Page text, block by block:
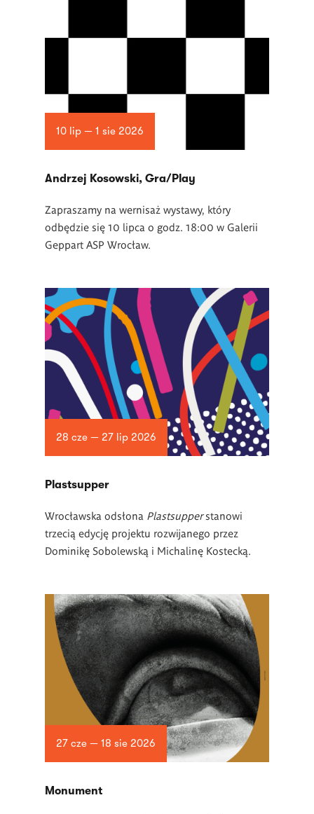
10 lip — 1 sie 2026
Andrzej Kosowski, Gra/Play
Zapraszamy na wernisaż wystawy, który
odbędzie się 10 lipca o godz. 18:00 w Galerii
Geppart ASP Wrocław.
28 cze — 27 lip 2026
Plastsupper
Wrocławska odsłona Plastsupperstanowi
trzecią edycję projektu rozwijanego przez
Dominikę Sobolewską i Michalinę Kostecką.
27 cze — 18 sie 2026
Monument